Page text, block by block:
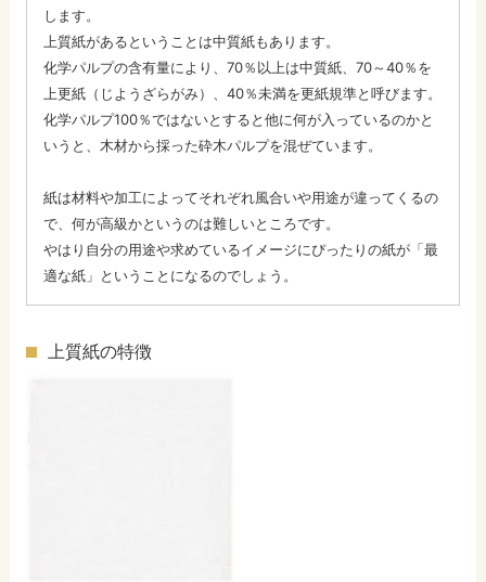
します。
上質紙があるということは中質紙もあります。
化学パルプの含有量により、70％以上は中質紙、70～40％を
上更紙（じようざらがみ）、40％未満を更紙規準と呼びます。
化学パルプ100％ではないとすると他に何が入っているのかと
いうと、木材から採った砕木パルプを混ぜています。
紙は材料や加工によってそれぞれ風合いや用途が違ってくるの
で、何が高級かというのは難しいところです。
やはり自分の用途や求めているイメージにぴったりの紙が「最
適な紙」ということになるのでしょう。
上質紙の特徴